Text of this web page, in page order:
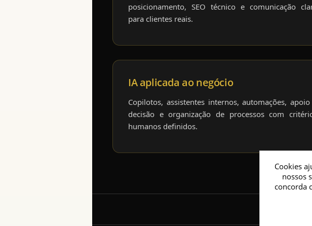
posicionamento, SEO técnico e comunicação
para clientes reais.
IA aplicada ao negócio
Copilotos, assistentes internos, automações,
decisão e organização de processos com
humanos definidos.
Cookies
nossos
concorda